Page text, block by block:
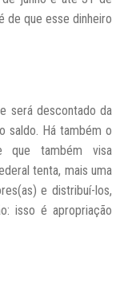
de que esse dinheiro
será descontado da
saldo. Há também o
que também visa
tenta, mais uma
e distribuí-los,
isso é apropriação